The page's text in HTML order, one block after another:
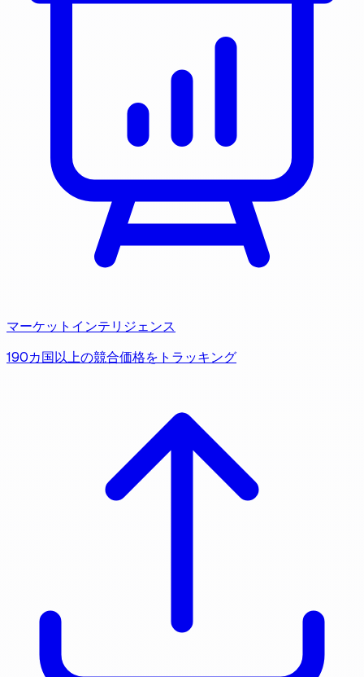
マーケットインテリジェンス
190カ国以上の競合価格をトラッキング